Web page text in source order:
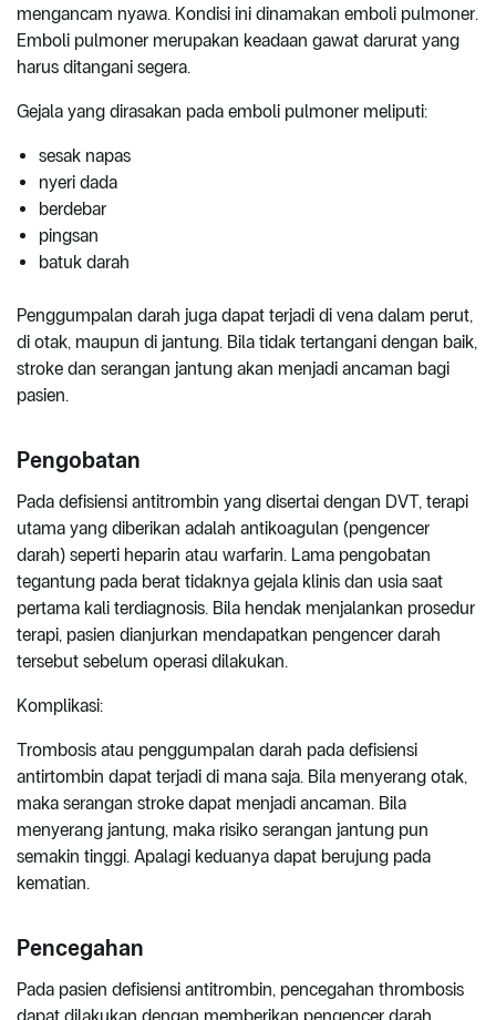
mengancam nyawa. Kondisi ini dinamakan emboli pulmoner.
Emboli pulmoner merupakan keadaan gawat darurat yang
harus ditangani segera.
Gejala yang dirasakan pada emboli pulmoner meliputi:
sesak napas
nyeri dada
berdebar
pingsan
batuk darah
Penggumpalan darah juga dapat terjadi di vena dalam perut,
di otak, maupun di jantung. Bila tidak tertangani dengan baik,
stroke dan serangan jantung akan menjadi ancaman bagi
pasien.
Pengobatan
Pada defisiensi antitrombin yang disertai dengan DVT, terapi
utama yang diberikan adalah antikoagulan (pengencer
darah) seperti heparin atau warfarin. Lama pengobatan
tegantung pada berat tidaknya gejala klinis dan usia saat
pertama kali terdiagnosis. Bila hendak menjalankan prosedur
terapi, pasien dianjurkan mendapatkan pengencer darah
tersebut sebelum operasi dilakukan.
Komplikasi:
Trombosis atau penggumpalan darah pada defisiensi
antirtombin dapat terjadi di mana saja. Bila menyerang otak,
maka serangan stroke dapat menjadi ancaman. Bila
menyerang jantung, maka risiko serangan jantung pun
semakin tinggi. Apalagi keduanya dapat berujung pada
kematian.
Pencegahan
Pada pasien defisiensi antitrombin, pencegahan thrombosis